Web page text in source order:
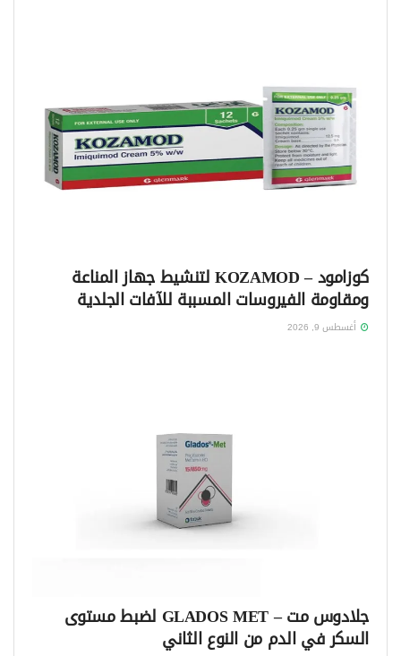
كوزامود – KOZAMOD لتنشيط جهاز المناعة
ومقاومة الفيروسات المسببة للآفات الجلدية
أغسطس 9, 2026
جلادوس مت – GLADOS MET لضبط مستوى
السكر في الدم من النوع الثاني